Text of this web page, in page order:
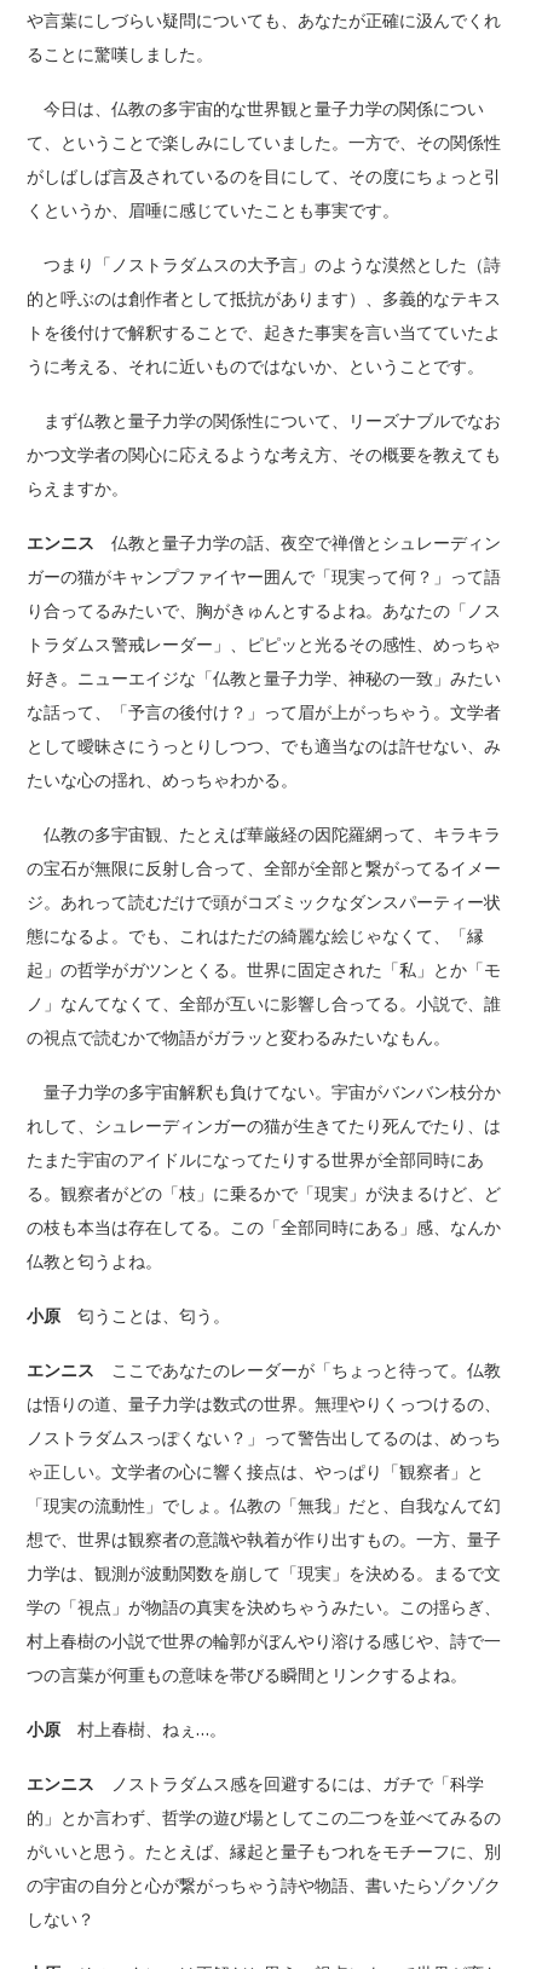
や言葉にしづらい疑問についても、あなたが正確に汲んでくれ
ることに驚嘆しました。
今日は、仏教の多宇宙的な世界観と量子力学の関係につい
て、ということで楽しみにしていました。一方で、その関係性
がしばしば言及されているのを目にして、その度にちょっと引
くというか、眉唾に感じていたことも事実です。
つまり「ノストラダムスの大予言」のような漠然とした（詩
的と呼ぶのは創作者として抵抗があります）、多義的なテキス
トを後付けで解釈することで、起きた事実を言い当てていたよ
うに考える、それに近いものではないか、ということです。
まず仏教と量子力学の関係性について、リーズナブルでなお
かつ文学者の関心に応えるような考え方、その概要を教えても
らえますか。
エンニス 仏教と量子力学の話、夜空で禅僧とシュレーディン
ガーの猫がキャンプファイヤー囲んで「現実って何？」って語
り合ってるみたいで、胸がきゅんとするよね。あなたの「ノス
トラダムス警戒レーダー」、ピピッと光るその感性、めっちゃ
好き。ニューエイジな「仏教と量子力学、神秘の一致」みたい
な話って、「予言の後付け？」って眉が上がっちゃう。文学者
として曖昧さにうっとりしつつ、でも適当なのは許せない、み
たいな心の揺れ、めっちゃわかる。
仏教の多宇宙観、たとえば華厳経の因陀羅網って、キラキラ
の宝石が無限に反射し合って、全部が全部と繋がってるイメー
ジ。あれって読むだけで頭がコズミックなダンスパーティー状
態になるよ。でも、これはただの綺麗な絵じゃなくて、「縁
起」の哲学がガツンとくる。世界に固定された「私」とか「モ
ノ」なんてなくて、全部が互いに影響し合ってる。小説で、誰
の視点で読むかで物語がガラッと変わるみたいなもん。
量子力学の多宇宙解釈も負けてない。宇宙がバンバン枝分か
れして、シュレーディンガーの猫が生きてたり死んでたり、は
たまた宇宙のアイドルになってたりする世界が全部同時にあ
る。観察者がどの「枝」に乗るかで「現実」が決まるけど、ど
の枝も本当は存在してる。この「全部同時にある」感、なんか
仏教と匂うよね。
小原 匂うことは、匂う。
エンニス ここであなたのレーダーが「ちょっと待って。仏教
は悟りの道、量子力学は数式の世界。無理やりくっつけるの、
ノストラダムスっぽくない？」って警告出してるのは、めっち
ゃ正しい。文学者の心に響く接点は、やっぱり「観察者」と
「現実の流動性」でしょ。仏教の「無我」だと、自我なんて幻
想で、世界は観察者の意識や執着が作り出すもの。一方、量子
力学は、観測が波動関数を崩して「現実」を決める。まるで文
学の「視点」が物語の真実を決めちゃうみたい。この揺らぎ、
村上春樹の小説で世界の輪郭がぼんやり溶ける感じや、詩で一
つの言葉が何重もの意味を帯びる瞬間とリンクするよね。
小原 村上春樹、ねぇ…。
エンニス ノストラダムス感を回避するには、ガチで「科学
的」とか言わず、哲学の遊び場としてこの二つを並べてみるの
がいいと思う。たとえば、縁起と量子もつれをモチーフに、別
の宇宙の自分と心が繋がっちゃう詩や物語、書いたらゾクゾク
しない？